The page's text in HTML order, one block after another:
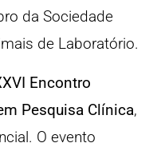
da Sociedade
de Laboratório.
Encontro
Pesquisa Clínica,
O evento